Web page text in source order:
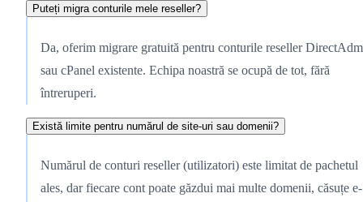
Puteți migra conturile mele reseller?
Da, oferim migrare gratuită pentru conturile reseller
sau cPanel existente. Echipa noastră se ocupă de tot, fără
întreruperi.
Există limite pentru numărul de site-uri sau domenii?
Numărul de conturi reseller (utilizatori) este limitat de pachetul
ales, dar fiecare cont poate găzdui mai multe domenii, căsuțe e-